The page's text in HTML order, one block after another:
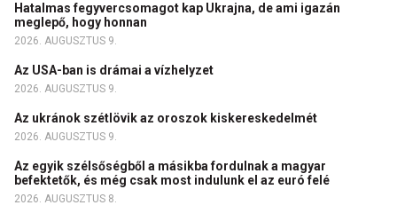
Hatalmas fegyvercsomagot kap Ukrajna, de ami igazán
meglepő, hogy honnan
2026. AUGUSZTUS 9.
Az USA-ban is drámai a vízhelyzet
2026. AUGUSZTUS 9.
Az ukránok szétlövik az oroszok kiskereskedelmét
2026. AUGUSZTUS 9.
Az egyik szélsőségből a másikba fordulnak a magyar
befektetők, és még csak most indulunk el az euró felé
2026. AUGUSZTUS 8.